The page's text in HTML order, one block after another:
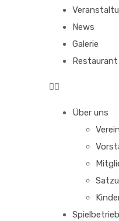
News
Galerie
Restaurant
Über uns
Verein